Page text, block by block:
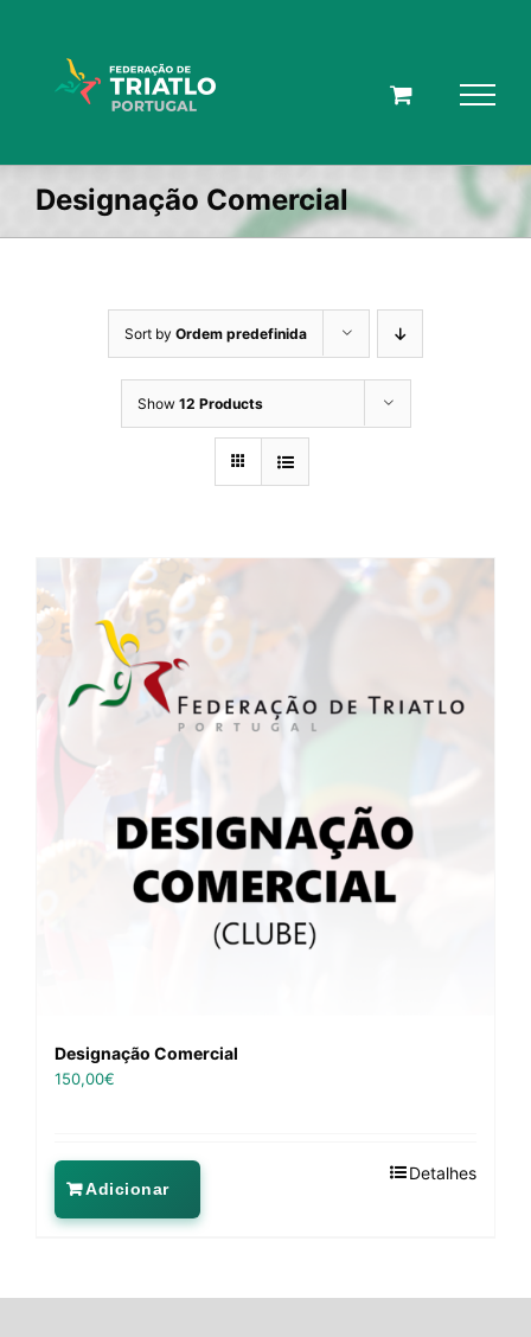
Designação Comercial
Sort by Ordem predefinida
Show 12 Products
Designação Comercial
150,00€
Adicionar
Detalhes